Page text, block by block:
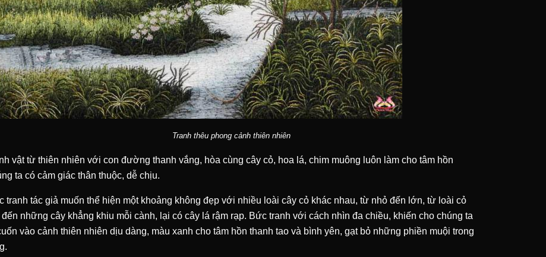
Tranh thêu phong cảnh thiên nhiên
vật từ thiên nhiên với con đường thanh vắng, hòa cùng cây cỏ, hoa lá, chim muông luôn làm cho tâm hồn
ta có cảm giác thân thuộc, dễ chịu.
tranh tác giả muốn thể hiện một khoảng không đẹp với nhiều loài cây cỏ khác nhau, từ nhỏ đến lớn, từ loài cỏ
những cây khẳng khiu mỗi cành, lại có cây lá rậm rạp. Bức tranh với cách nhìn đa chiều, khiến cho chúng ta
vào cảnh thiên nhiên dịu dàng, màu xanh cho tâm hồn thanh tao và bình yên, gạt bỏ những phiền muội trong